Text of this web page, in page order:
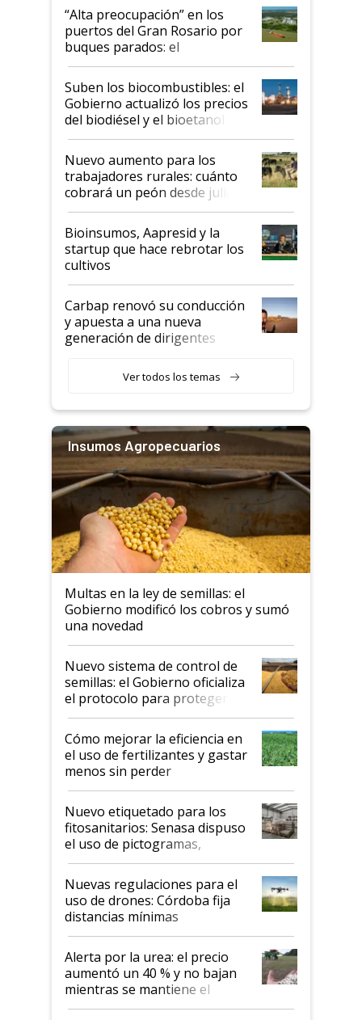
“Alta preocupación” en los
puertos del Gran Rosario por
buques parados: el
funcionamiento de las
exportadoras en tensión tras
la medida de fuerza de los
prácticos
Suben los biocombustibles: el
Gobierno actualizó los precios
del biodiésel y el bioetanol
Nuevo aumento para los
trabajadores rurales: cuánto
cobrará un peón desde julio
Bioinsumos, Aapresid y la
startup que hace rebrotar los
cultivos
Carbap renovó su conducción
y apuesta a una nueva
generación de dirigentes
Ver todos los temas
Insumos Agropecuarios
Multas en la ley de semillas: el
Gobierno modificó los cobros y sumó
una novedad
Nuevo sistema de control de
semillas: el Gobierno oficializa
el protocolo para proteger la
propiedad intelectual
Cómo mejorar la eficiencia en
el uso de fertilizantes y gastar
menos sin perder
productividad en la campaña
fina
Nuevo etiquetado para los
fitosanitarios: Senasa dispuso
el uso de pictogramas,
palabras de advertencia e
indicaciones
Nuevas regulaciones para el
uso de drones: Córdoba fija
distancias mínimas
Alerta por la urea: el precio
aumentó un 40 % y no bajan
mientras se mantiene el
conflicto en Medio Oriente